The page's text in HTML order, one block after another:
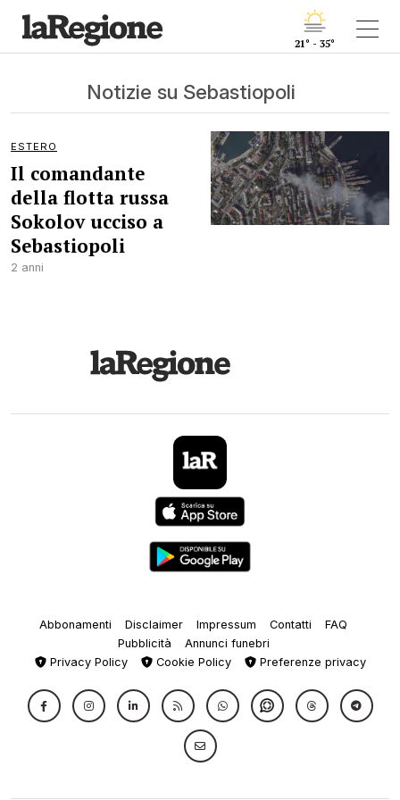
21° - 35°
Notizie su Sebastiopoli
ESTERO
Il comandante
della flotta russa
Sokolov ucciso a
Sebastiopoli
2 anni
Abbonamenti Disclaimer Impressum Contatti
FAQ
Pubblicità
Annunci funebri
Privacy Policy
Cookie Policy Preferenze privacy